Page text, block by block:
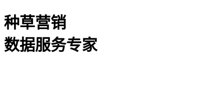
种草营销
数据服务专家